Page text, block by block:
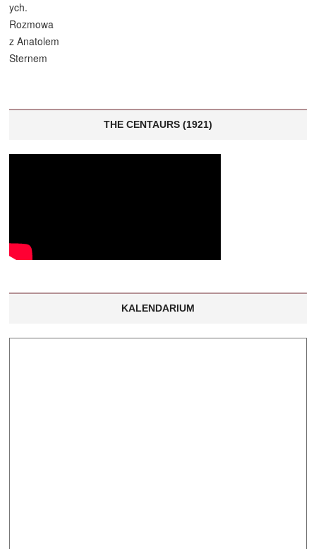
THE CENTAURS (1921)
KALENDARIUM